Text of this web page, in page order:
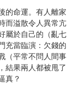
的命運。有人離家
而溢散令人異常亢
屬於自己的（亂七
充當臨演：欠錢的
（平常不問人間事
結果兩人都被甩了
真？